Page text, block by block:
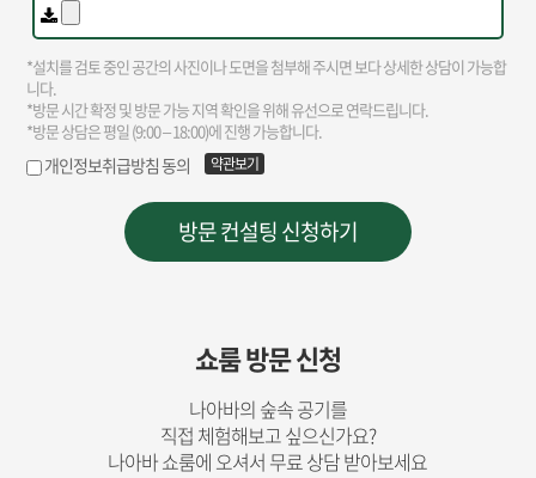
쇼룸 방문 신청
나아바의 숲속 공기를
직접 체험해보고 싶으신가요?
나아바 쇼룸에 오셔서 무료 상담 받아보세요